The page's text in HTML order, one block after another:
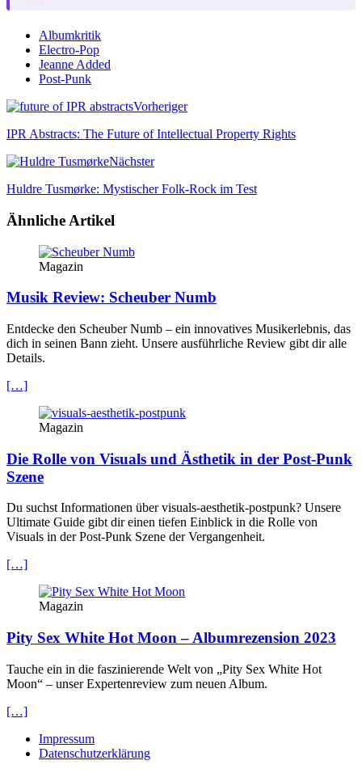
Albumkritik
Electro-Pop
Jeanne Added
Post-Punk
Vorheriger
IPR Abstracts: The Future of Intellectual Property Rights
Nächster
Huldre Tusmørke: Mystischer Folk-Rock im Test
Ähnliche Artikel
Magazin
Musik Review: Scheuber Numb
Entdecke den Scheuber Numb – ein innovatives Musikerlebnis, das
dich in seinen Bann zieht. Unsere ausführliche Review gibt dir alle
Details.
[…]
Magazin
Die Rolle von Visuals und Ästhetik in der Post-Punk
Szene
Du suchst Informationen über visuals-aesthetik-postpunk? Unsere
Ultimate Guide gibt dir einen tiefen Einblick in die Rolle von
Visuals in der Post-Punk Szene der Vergangenheit.
[…]
Magazin
Pity Sex White Hot Moon – Albumrezension 2023
Tauche ein in die faszinierende Welt von „Pity Sex White Hot
Moon“ – unser Expertenreview zum neuen Album.
[…]
Impressum
Datenschutzerklärung